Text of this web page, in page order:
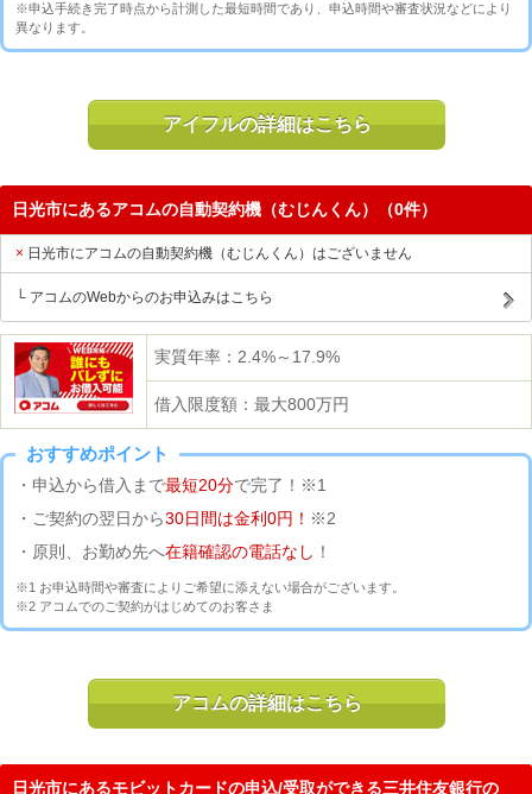
※申込手続き完了時点から計測した最短時間であり、申込時間や審査状況などにより
異なります。
アイフルの詳細はこちら
日光市にあるアコムの自動契約機（むじんくん）（0件）
日光市にアコムの自動契約機（むじんくん）はございません
アコムのWebからのお申込みはこちら
実質年率：2.4%～17.9%
借入限度額：最大800万円
おすすめポイント
・申込から借入まで最短20分で完了！※1
・ご契約の翌日から30日間は金利0円！ ※2
・原則、お勤め先へ在籍確認の電話なし ！
※1 お申込時間や審査によりご希望に添えない場合がございます。
※2 アコムでのご契約がはじめてのお客さま
アコムの詳細はこちら
日光市にあるモビットカードの申込/受取ができる三井住友銀行の